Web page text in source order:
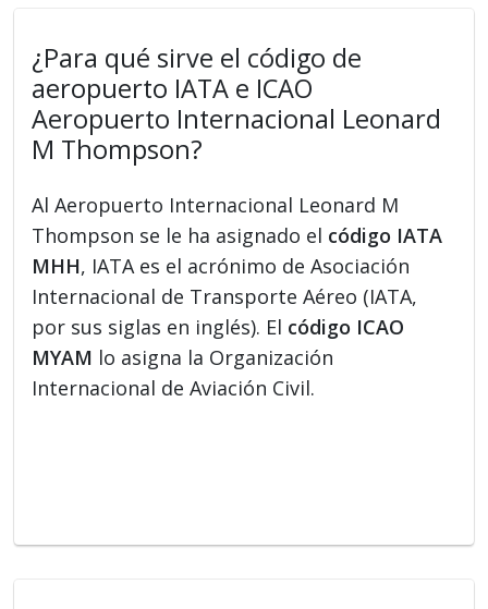
¿Para qué sirve el código de
aeropuerto IATA e ICAO
Aeropuerto Internacional Leonard
M Thompson?
Al Aeropuerto Internacional Leonard M
Thompson se le ha asignado el código IATA
MHH, IATA es el acrónimo de Asociación
Internacional de Transporte Aéreo (IATA,
por sus siglas en inglés). El código ICAO
MYAM lo asigna la Organización
Internacional de Aviación Civil.